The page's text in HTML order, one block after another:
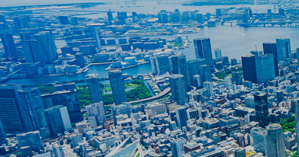
へ
ス
キ
ッ
プ
ョ
ン
に
移
動